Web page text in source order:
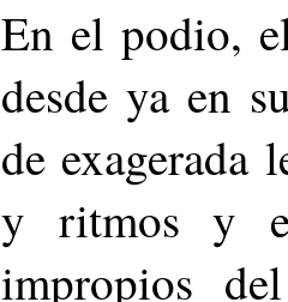
En el podio,
desde ya en
de exagerada
y ritmos y
impropios